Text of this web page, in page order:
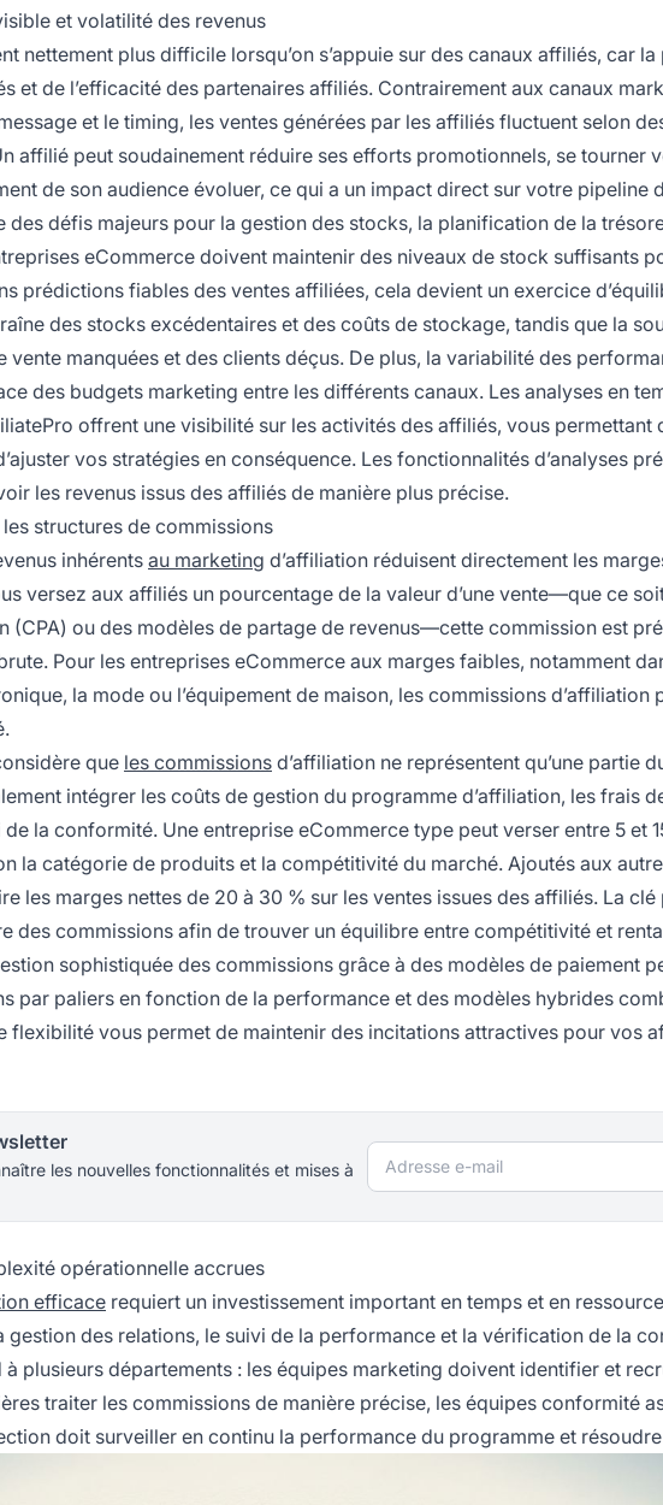
et volatilité des revenus
nettement plus difficile lorsqu’on s’appuie sur des canaux affiliés, car
et de l’efficacité des partenaires affiliés. Contrairement aux canaux
et le timing, les ventes générées par les affiliés fluctuent selon
affilié peut soudainement réduire ses efforts promotionnels, se tourner
de son audience évoluer, ce qui a un impact direct sur votre pipeline
défis majeurs pour la gestion des stocks, la planification de la
eCommerce doivent maintenir des niveaux de stock suffisants
prédictions fiables des ventes affiliées, cela devient un exercice
des stocks excédentaires et des coûts de stockage, tandis que la
manquées et des clients déçus. De plus, la variabilité des
des budgets marketing entre les différents canaux. Les analyses en
offrent une visibilité sur les activités des affiliés, vous permettant
vos stratégies en conséquence. Les fonctionnalités d’analyses
les revenus issus des affiliés de manière plus précise.
structures de commissions
inhérents au marketing d’affiliation réduisent directement les
versez aux affiliés un pourcentage de la valeur d’une vente—que ce
(CPA) ou des modèles de partage de revenus—cette commission est
Pour les entreprises eCommerce aux marges faibles, notamment
la mode ou l’équipement de maison, les commissions d’affiliation
que les commissions d’affiliation ne représentent qu’une partie
intégrer les coûts de gestion du programme d’affiliation, les frais
la conformité. Une entreprise eCommerce type peut verser entre 5 et
la catégorie de produits et la compétitivité du marché. Ajoutés aux
les marges nettes de 20 à 30 % sur les ventes issues des affiliés. La
des commissions afin de trouver un équilibre entre compétitivité et
sophistiquée des commissions grâce à des modèles de paiement
par paliers en fonction de la performance et des modèles hybrides
flexibilité vous permet de maintenir des incitations attractives pour vos
les nouvelles fonctionnalités et mises à
Adresse e-mail
opérationnelle accrues
efficace requiert un investissement important en temps et en
gestion des relations, le suivi de la performance et la vérification de la
à plusieurs départements : les équipes marketing doivent identifier et
traiter les commissions de manière précise, les équipes conformité
doit surveiller en continu la performance du programme et